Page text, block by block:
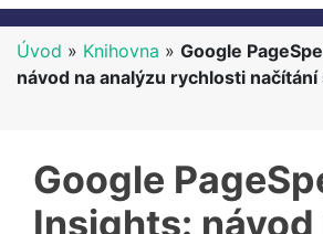
Úvod » Knihovna » Google
návod na analýzu rychlosti
Google
Insights: návod